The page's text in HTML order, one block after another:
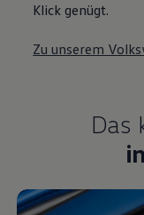
Klick genügt.
Zu unserem
Das